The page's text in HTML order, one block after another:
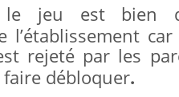
le jeu est bien
l’établissement car
rejeté par les
faire débloquer.